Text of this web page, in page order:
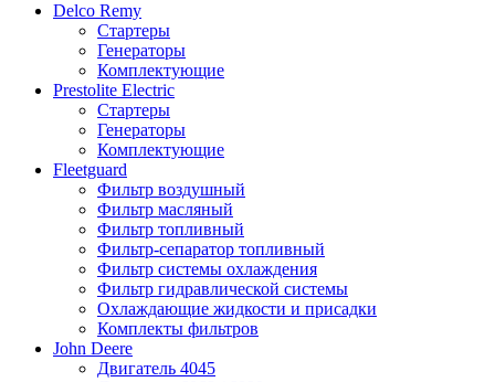
Delco Remy
Стартеры
Генераторы
Комплектующие
Prestolite Electric
Стартеры
Генераторы
Комплектующие
Fleetguard
Фильтр воздушный
Фильтр масляный
Фильтр топливный
Фильтр-сепаратор топливный
Фильтр системы охлаждения
Фильтр гидравлической системы
Охлаждающие жидкости и присадки
Комплекты фильтров
John Deere
Двигатель 4045